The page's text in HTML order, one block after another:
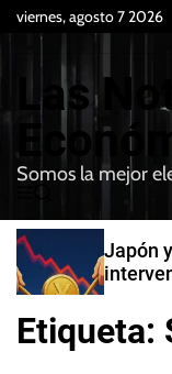
viernes, agosto 7 2026
Las
Somos la mejor
e
n
u
B
u
c
a
Japón
Etiqueta: